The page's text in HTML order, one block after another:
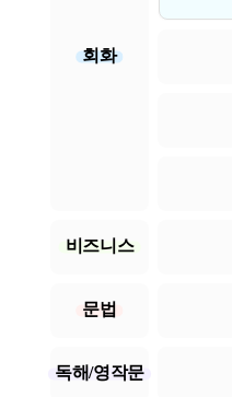
회화
비즈니스
문법
독해/영작문